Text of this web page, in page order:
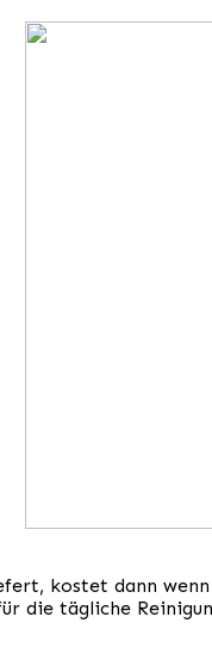
kostet dann
die tägliche